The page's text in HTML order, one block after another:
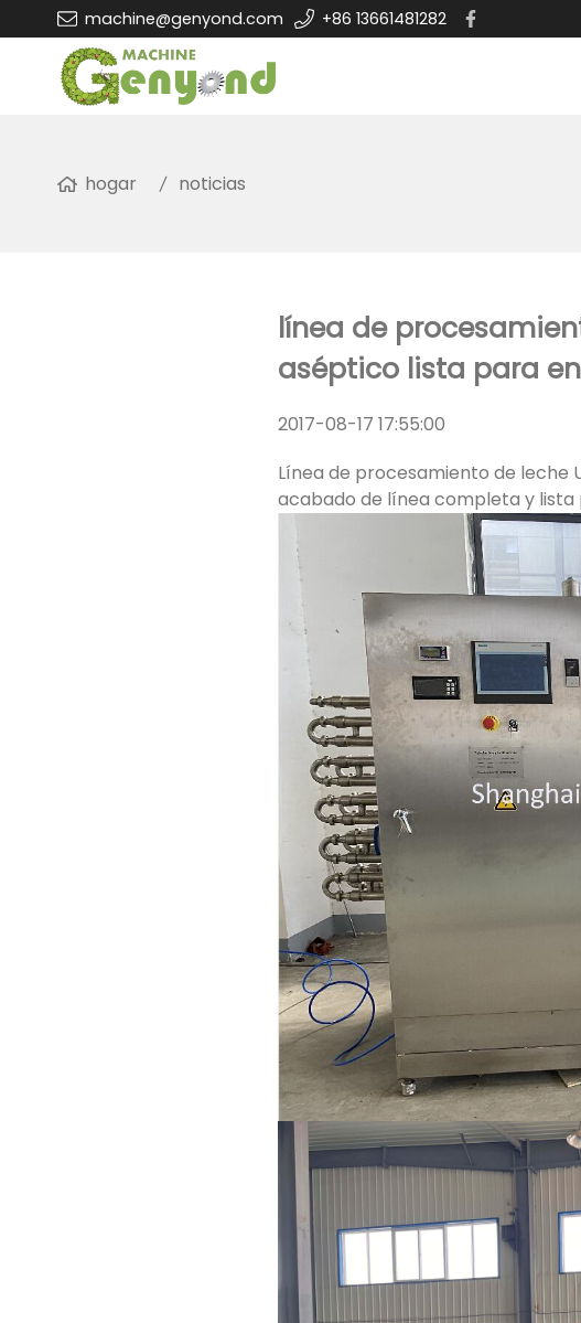
machine@genyond.com +86 13661481282
hogar noticias
línea de
aséptico lista para
2017-08-17 17:55:00
Línea de procesamiento de leche
acabado de línea completa y lista